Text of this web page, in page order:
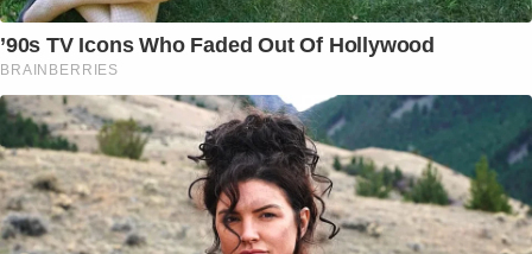
’90s TV Icons Who Faded Out Of Hollywood
BRAINBERRIES